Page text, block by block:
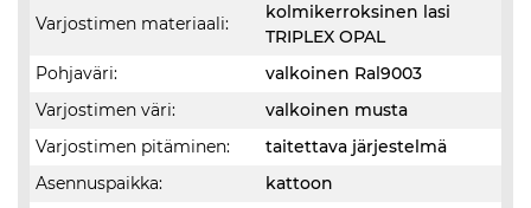
Varjostimen materiaali:
kolmikerroksinen lasi
TRIPLEX OPAL
Pohjaväri:
valkoinen Ral9003
Varjostimen väri:
valkoinen musta
Varjostimen pitäminen:
taitettava järjestelmä
Asennuspaikka:
kattoon